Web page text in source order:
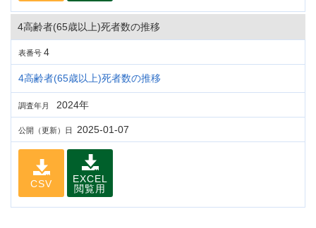
4高齢者(65歳以上)死者数の推移
表番号 4
4高齢者(65歳以上)死者数の推移
調査年月 2024年
公開（更新）日 2025-01-07
CSV
EXCEL
閲覧用